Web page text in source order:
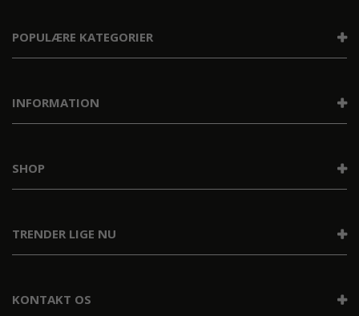
KONTAKT OS
POPULÆRE KATEGORIER
INFORMATION
TRENDER LIGE NU
SHOP